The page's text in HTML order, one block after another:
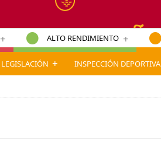
+ ALTO RENDIMIENTO +
LEGISLACIÓN + INSPECCIÓN DEPORTIVA